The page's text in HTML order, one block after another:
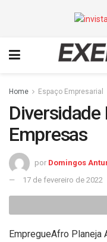
Home Espaço Empresarial
Diversidade
Empresas
por Domingos
17 de fevereiro de 2022
EmpregueAfro Planeja